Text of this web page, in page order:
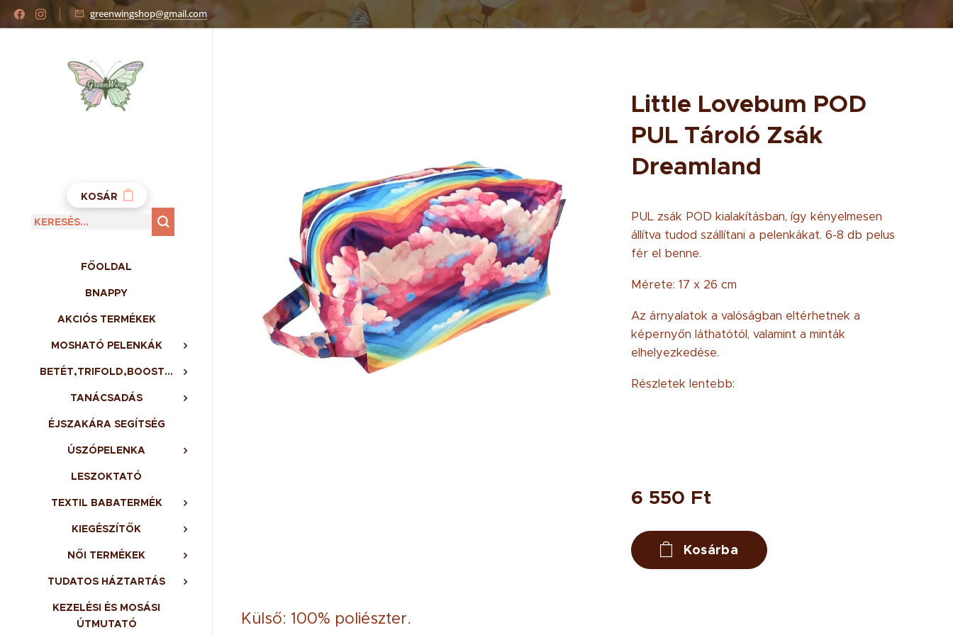
greenwingshop@gmail.com
KOSÁR
FŐOLDAL
BNAPPY
AKCIÓS TERMÉKEK
MOSHATÓ PELENKÁK
BETÉT,TRIFOLD,BOOSTER,BELSŐ
TANÁCSADÁS
ÉJSZAKÁRA SEGÍTSÉG
ÚSZÓPELENKA
LESZOKTATÓ
TEXTIL BABATERMÉK
KIEGÉSZÍTŐK
NŐI TERMÉKEK
TUDATOS HÁZTARTÁS
KEZELÉSI ÉS MOSÁSI
ÚTMUTATÓ
Little Lovebum POD
PUL Tároló Zsák
Dreamland
PUL zsák POD kialakításban, így kényelmesen
állítva tudod szállítani a pelenkákat. 6-8 db pelus
fér el benne.
Mérete: 17 x 26 cm
Az árnyalatok a valóságban eltérhetnek a
képernyőn láthatótól, valamint a minták
elhelyezkedése.
Részletek lentebb:
6 550 Ft
Kosárba
Külső: 100% poliészter.